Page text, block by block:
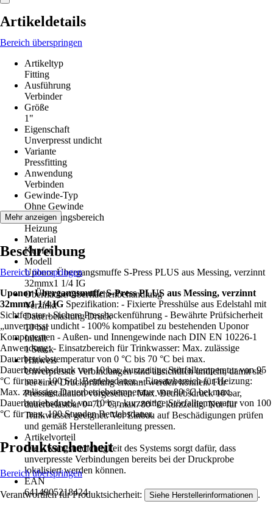
Artikeldetails
Bereich überspringen
Artikeltyp
Fitting
Ausführung
Verbinder
Größe
1"
Eigenschaft
Unverpresst undicht
Variante
Pressfitting
Anwendung
Verbinden
Gewinde-Typ
Ohne Gewinde
Anwendungsbereich
Heizung
Material
Kupfer
Modell
Uponor Übergangsmuffe S-Press PLUS aus Messing, verzinnt
32mmx1 1/4 IG
Oberfläche/Oberflächenbehandlung
Verzinkt
Dauerbelastung Druck
10 bar
Inhalt
1 Stück
Hinweis
Unverpresste Verbindungen sind absichtlich undicht, damit sie
bei einer Druckprüfung erkannt werden können. Für
Pressinstallation vorgesehen. Max. Betriebsdruck 10 bar,
dauerbelastbar 0–70 °C, max. 80 °C kurzzeitig. Nur für
Trinkwasser geeignet. Vor Einbau auf Beschädigungen prüfen
und gemäß Herstelleranleitung pressen.
Artikelvorteil
Die Zwangsundichtigkeit des Systems sorgt dafür, dass
unverpresste Verbindungen bereits bei der Druckprobe
lokalisiert werden können.
EAN
6414905218424
Mehr anzeigen
Beschreibung
Bereich überspringen
Uponor Übergangsmuffe S-Press PLUS aus Messing, verzinnt
32mmx1 1/4 IG Spezifikation: - Fixierte Presshülse aus Edelstahl mit
Sichtfenster - Sichere Pressbackenführung - Bewährte Prüfsicherheit
„unverpresst undicht - 100% kompatibel zu bestehenden Uponor
Komponenten - Außen- und Innengewinde nach DIN EN 10226-1
Anwendung: - Einsatzbereich für Trinkwasser: Max. zulässige
Dauerbetriebstemperatur von 0 °C bis 70 °C bei max.
Dauerbetriebsdruck von 10 bar, kurzzeitige Störfalltemperatur von 95
°C für max. 100 Std. Betriebsdauer. - Einsatzbereich für Heizung:
Max. zulässige Dauerbetriebstemperatur von 80 °C bei max.
Dauerbetriebsdruck von 10 bar, kurzzeitige Störfalltemperatur von 100
°C für max. 100 Stunden Betriebsdauer.
Produktsicherheit
Bereich überspringen
Verantwortlich für Produktsicherheit: Siehe Herstellerinformationen .